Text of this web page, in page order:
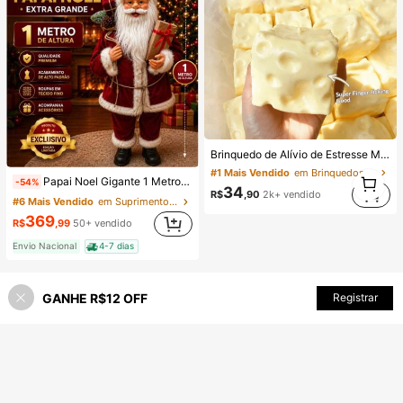
-54% Papai Noel Gigante 1 Metro Linha Premium Decoração Natalina Luxo Enfeite De Natal Luxuoso Comércio
#6 Mais Vendido
em Suprimentos para festas de festivais
R$369,99 50+ vendido
Envio Nacional 4-7 dias
Brinquedo de Alívio de Estresse Macio e Fofo com Aroma de Leite Doce em Formato de Bolinho de TPR, Ornamento Fofo e Divertido de 5cm para Apertar e Aliviar o Estresse, Presente Prático e Elegante, Adequado para Aniversário, Páscoa, Halloween, Natal e Diversos Presentes de Festa, Melhora o Humor
#1 Mais Vendido
R$34 ,90 2k+ vendido
1
1
GANHE R$12 OFF Registrar